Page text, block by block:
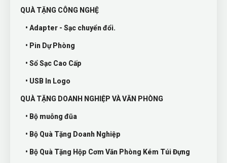
QUÀ TẶNG CÔNG NGHỆ
• Adapter - Sạc chuyển đổi.
• Pin Dự Phòng
• Sổ Sạc Cao Cấp
• USB In Logo
QUÀ TẶNG DOANH NGHIỆP VÀ VĂN PHÒNG
• Bộ muỗng đũa
• Bộ Quà Tặng Doanh Nghiệp
• Bộ Quà Tặng Hộp Cơm Văn Phòng Kém Túi Đựng